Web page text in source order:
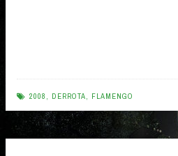
2008 , DERROTA, FLAMENGO